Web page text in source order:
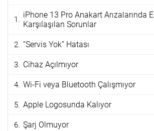
iPhone 13 Pro Anakart Arızalarında
Karşılaşılan Sorunlar
“Servis Yok” Hatası
Cihaz Açılmıyor
Wi-Fi veya Bluetooth Çalışmıyor
Apple Logosunda Kalıyor
Şarj Olmuyor